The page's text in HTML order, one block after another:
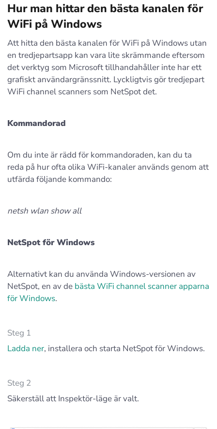
Hur man hittar den bästa kanalen för
WiFi på Windows
Att hitta den bästa kanalen för WiFi på Windows utan
en tredjepartsapp kan vara lite skrämmande eftersom
det verktyg som Microsoft tillhandahåller inte har ett
grafiskt användargränssnitt. Lyckligtvis gör tredjepart
WiFi channel scanners som NetSpot det.
Kommandorad
Om du inte är rädd för kommandoraden, kan du ta
reda på hur ofta olika WiFi-kanaler används genom att
utfärda följande kommando:
netsh wlan show all
NetSpot för Windows
Alternativt kan du använda Windows-versionen av
NetSpot, en av de bästa WiFi channel scanner apparna
för Windows.
Steg 1
Ladda ner, installera och starta NetSpot för Windows.
Steg 2
Säkerställ att Inspektör-läge är valt.